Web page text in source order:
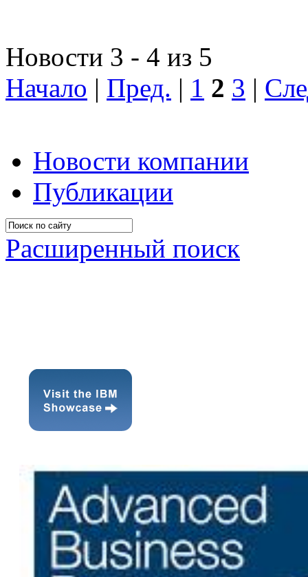
Новости 3 - 4 из 5
Начало | Пред. | 1 2 3 |
Новости компании
Публикации
Расширенный поиск